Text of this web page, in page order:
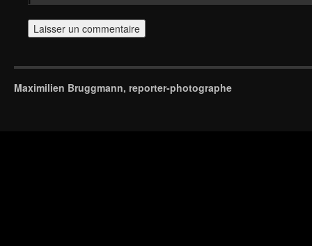
Maximilien Bruggmann, reporter-photographe